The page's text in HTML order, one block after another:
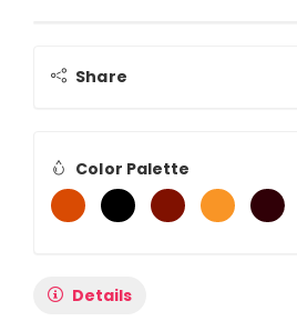
Share
Color Palette
Details